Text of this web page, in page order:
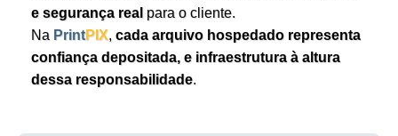
e segurança real para o cliente.
Na PrintPIX, cada arquivo hospedado representa
confiança depositada, e infraestrutura à altura
dessa responsabilidade.